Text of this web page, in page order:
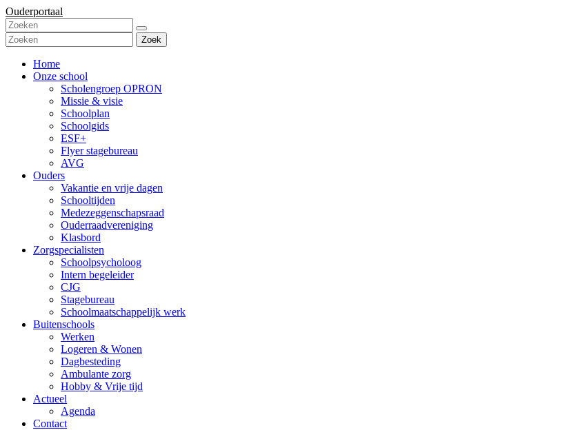
Ouderportaal
Zoek
Home
Onze school
Scholengroep OPRON
Missie & visie
Schoolplan
Schoolgids
ESF+
Flyer stagebureau
AVG
Ouders
Vakantie en vrije dagen
Schooltijden
Medezeggenschapsraad
Ouderraadvereniging
Klasbord
Zorgspecialisten
Schoolpsycholoog
Intern begeleider
CJG
Stagebureau
Schoolmaatschappelijk werk
Buitenschools
Werken
Logeren & Wonen
Dagbesteding
Ambulante zorg
Hobby & Vrije tijd
Actueel
Agenda
Contact